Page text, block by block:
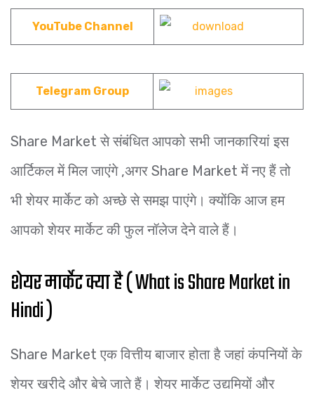
YouTube Channel
Telegram Group
Share Market से संबंधित आपको सभी जानकारियां इस
आर्टिकल में मिल जाएंगे ,अगर Share Market में नए हैं तो
भी शेयर मार्केट को अच्छे से समझ पाएंगे। क्योंकि आज हम
आपको शेयर मार्केट की फुल नॉलेज देने वाले हैं।
शेयर मार्केट क्या है ( What is Share Market in
Hindi )
Share Market एक वित्तीय बाजार होता है जहां कंपनियों के
शेयर खरीदे और बेचे जाते हैं। शेयर मार्केट उद्यमियों और